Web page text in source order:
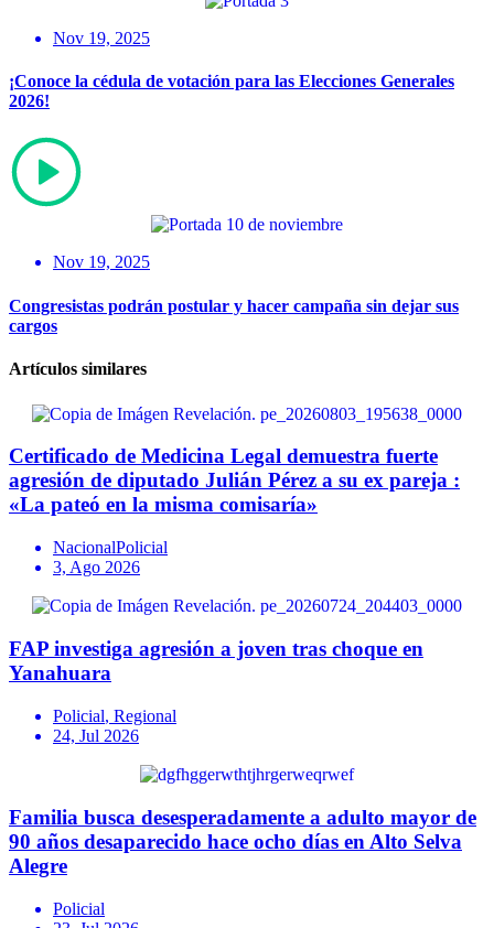
Nov 19, 2025
¡Conoce la cédula de votación para las Elecciones Generales
2026!
Nov 19, 2025
Congresistas podrán postular y hacer campaña sin dejar sus
cargos
Artículos similares
Certificado de Medicina Legal demuestra fuerte
agresión de diputado Julián Pérez a su ex pareja :
«La pateó en la misma comisaría»
NacionalPolicial
3, Ago 2026
FAP investiga agresión a joven tras choque en
Yanahuara
Policial, Regional
24, Jul 2026
Familia busca desesperadamente a adulto mayor de
90 años desaparecido hace ocho días en Alto Selva
Alegre
Policial